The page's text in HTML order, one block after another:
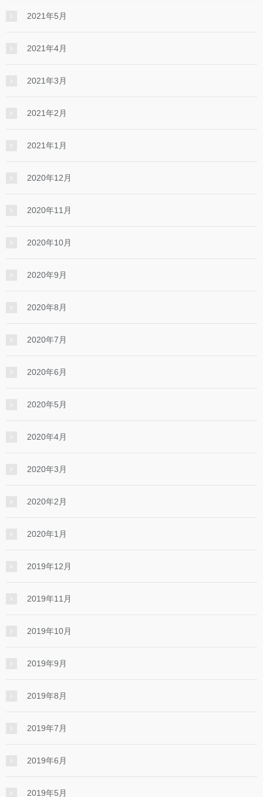
2021年5月
2021年4月
2021年3月
2021年2月
2021年1月
2020年12月
2020年11月
2020年10月
2020年9月
2020年8月
2020年7月
2020年6月
2020年5月
2020年4月
2020年3月
2020年2月
2020年1月
2019年12月
2019年11月
2019年10月
2019年9月
2019年8月
2019年7月
2019年6月
2019年5月